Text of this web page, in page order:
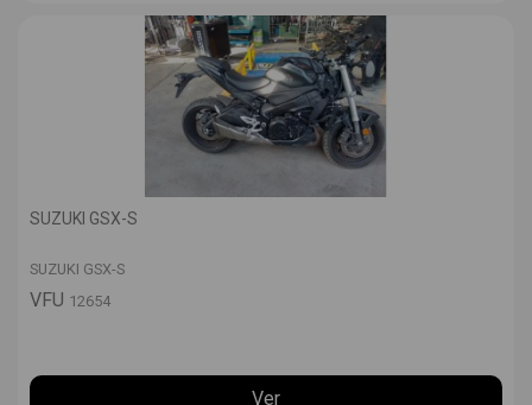
SUZUKI GSX-S
SUZUKI GSX-S
VFU 12654
Ver